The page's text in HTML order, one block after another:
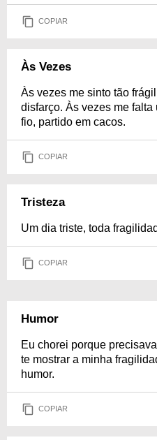
COPIAR
Às Vezes
Às vezes me sinto tão
disfarço. Às vezes me
fio, partido em cacos.
COPIAR
Tristeza
Um dia triste, toda
COPIAR
Humor
Eu chorei porque
te mostrar a minha
humor.
COPIAR